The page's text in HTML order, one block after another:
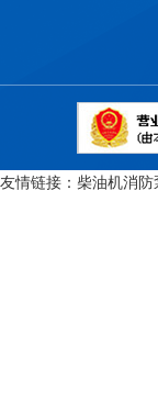
友情链接： 柴油机消防